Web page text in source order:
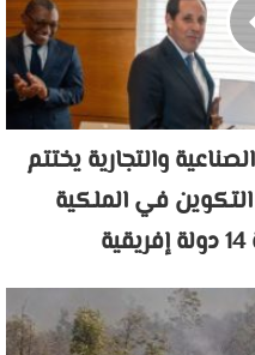
والتجارية يختتم
التكوين في الملكية